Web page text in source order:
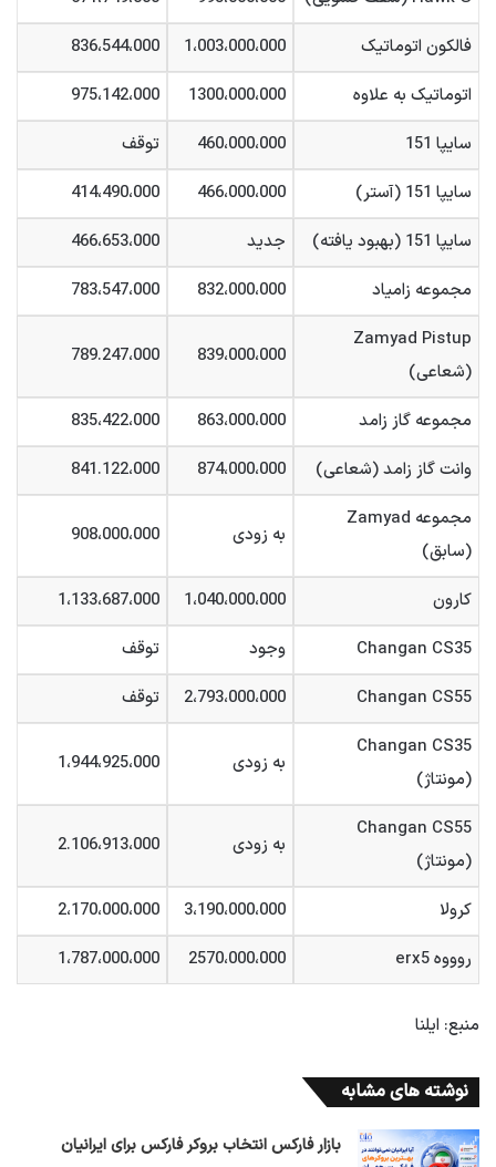
فالکون اتوماتیک
1،003،000،000
836،544،000
اتوماتیک به علاوه
1300،000،000
975،142،000
سایپا 151
460،000،000
توقف
سایپا 151 (آستر)
466،000،000
414،490،000
سایپا 151 (بهبود یافته)
جدید
466،653،000
مجموعه زامیاد
832،000،000
783،547،000
Zamyad Pistup
(شعاعی)
839،000،000 789.247،000
مجموعه گاز زامد 863،000،000
835،422،000
وانت گاز زامد (شعاعی)
874،000،000
841.122،000
مجموعه Zamyad
(سابق)
به زودی 908،000،000
کارون 1،040،000،000
1،133،687،000
Changan CS35
وجود
توقف
Changan CS55
2،793،000،000
توقف
Changan CS35
(مونتاژ)
به زودی 1،944،925،000
Changan CS55
(مونتاژ)
به زودی 2.106،913،000
کرولا 3،190،000،000
2،170،000،000
روووه erx5
2570،000،000 1،787،000،000
منبع: ایلنا
نوشته های مشابه
بازار فارکس انتخاب بروکر فارکس برای ایرانیان